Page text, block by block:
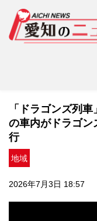
「ドラゴンズ列
の車内がドラゴ
行
地域
2026年7月3日 18:57